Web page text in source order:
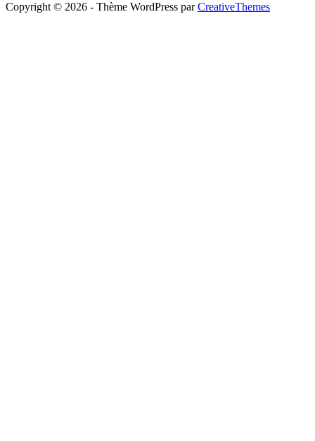
Copyright © 2026 - Thème WordPress parCreativeThemes